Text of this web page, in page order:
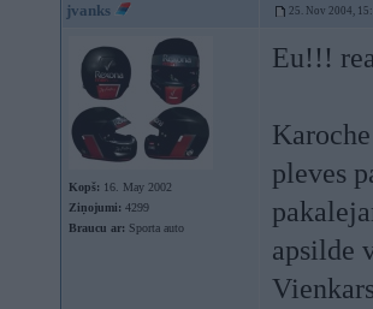
jvanks 25. Nov 2004,
Kopš: 16. May 2002
Ziņojumi: 4299
Braucu ar: Sporta auto
Eu!!!
pleves
apsilde